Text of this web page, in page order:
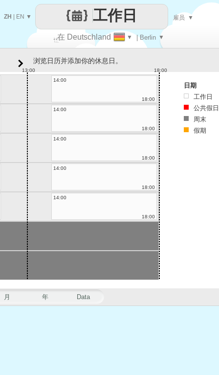
让
每一天
..在 Deutschland ▼ | Berlin ▼
工作日
ZH EN ▼ 雇员 ▼
月 年 Data
浏览日历并添加你的休息日。
13:00
18:00
14:00
18:00
14:00
18:00
14:00
18:00
14:00
18:00
14:00
18:00
日期
工作日
公共假日
周末
假期